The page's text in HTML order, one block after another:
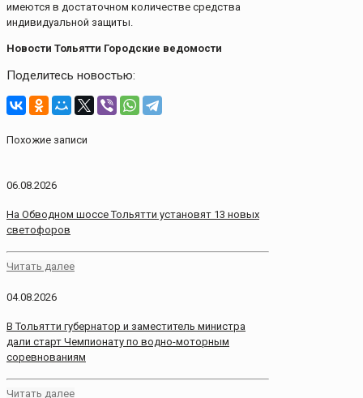
имеются в достаточном количестве средства
индивидуальной защиты.
Новости Тольятти Городские ведомости
Поделитесь новостью:
Похожие записи
06.08.2026
На Обводном шоссе Тольятти установят 13 новых
светофоров
Читать далее
04.08.2026
В Тольятти губернатор и заместитель министра
дали старт Чемпионату по водно-моторным
соревнованиям
Читать далее